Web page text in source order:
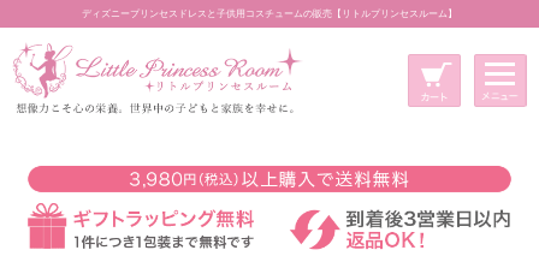
ディズニープリンセスドレスと子供用コスチュームの販売【リトルプリンセスルーム】
新規会員登録
マイページ
カート